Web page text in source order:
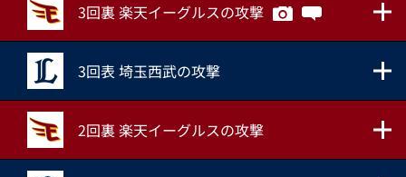
3回裏 楽天イーグルスの攻撃
3回表 埼玉西武の攻撃
2回裏 楽天イーグルスの攻撃